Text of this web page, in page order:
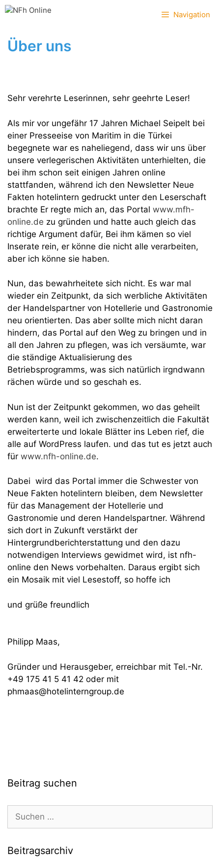
Zum
Navigation
Über uns
Sehr verehrte Leserinnen, sehr geehrte Leser!
Als mir vor ungefähr 17 Jahren Michael Seipelt bei
einer Presseeise von Maritim in die Türkei
begegnete war es naheliegend, dass wir uns über
unsere verlegerischen Aktivitäten unterhielten, die
bei ihm schon seit einigen Jahren online
stattfanden, während ich den Newsletter Neue
Fakten hotelintern gedruckt unter den Leserschaft
brachte Er regte mich an, das Portal www.mfh-
online.de zu gründen und hatte auch gleich das
richtige Argument dafür, Bei ihm kämen so viel
Inserate rein, er könne die nicht alle verarbeiten,
aber ich könne sie haben.
Nun, das bewahrheitete sich nicht. Es war mal
wieder ein Zeitpunkt, da sich werbliche Aktivitäten
der Handelspartner von Hotellerie und Gastronomie
neu orientierten. Das aber sollte mich nicht daran
hindern, das Portal auf den Weg zu bringen und in
all den Jahren zu pflegen, was ich versäumte, war
die ständige Aktualisierung des
Betriebsprogramms, was sich natürlich irgndwann
rächen würde und so geschah es.
Nun ist der Zeitpunkt gekommen, wo das geheilt
werden kann, weil ich zwischenzeitlich die Fakultät
erweiterterte und lokale Blätter ins Leben rief, die
alle auf WordPress laufen. und das tut es jetzt auch
für www.nfh-online.de.
Dabei wird das Portal immer die Schwester von
Neue Fakten hotelintern bleiben, dem Newsletter
für das Management der Hotellerie und
Gastronomie und deren Handelspartner. Während
sich dort in Zukunft verstärkt der
Hintergrundberichterstattung und den dazu
notwendigen Interviews gewidmet wird, ist nfh-
online den News vorbehalten. Daraus ergibt sich
ein Mosaik mit viel Lesestoff, so hoffe ich
und grüße freundlich
Philipp Maas,
Gründer und Herausgeber, erreichbar mit Tel.-Nr.
+49 175 41 5 41 42 oder mit
phmaas@hotelinterngroup.de
Beitrag suchen
nach:
Beitragsarchiv